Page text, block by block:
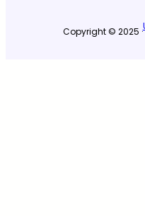
Copyright © 2025 ·